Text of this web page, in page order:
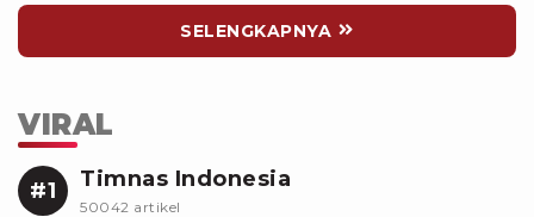
SELENGKAPNYA
VIRAL
#1 Timnas Indonesia
50042 artikel